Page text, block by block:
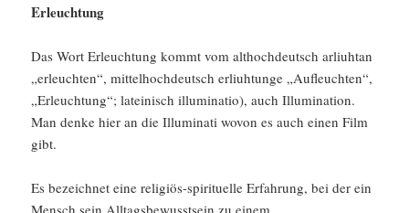
Erleuchtung
Das Wort Erleuchtung kommt vom althochdeutsch arliuhtan
„erleuchten“, mittelhochdeutsch erliuhtunge „Aufleuchten“,
„Erleuchtung“; lateinisch illuminatio), auch Illumination.
Man denke hier an die Illuminati wovon es auch einen Film
gibt.
Es bezeichnet eine religiös-spirituelle Erfahrung, bei der ein
Mensch sein Alltagsbewusstsein zu einem